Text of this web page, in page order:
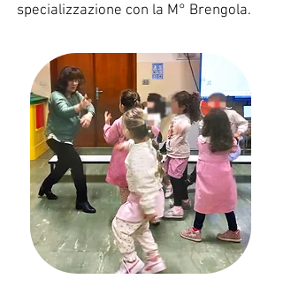
specializzazione con la M° Brengola.